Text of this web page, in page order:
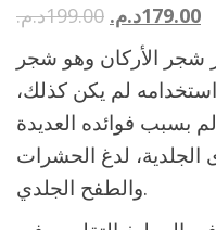
199.00د.م. 179.00د.م.
شجر الأركان وهو شجر
لم يكن كذلك،
بسبب فوائده العديدة
لدغ الحشرات
والطفح الجلدي.